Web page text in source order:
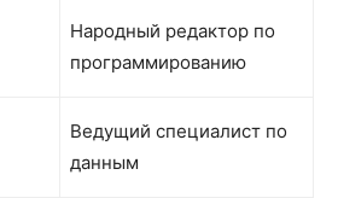
Народный редактор по
программированию
Ведущий специалист по
данным